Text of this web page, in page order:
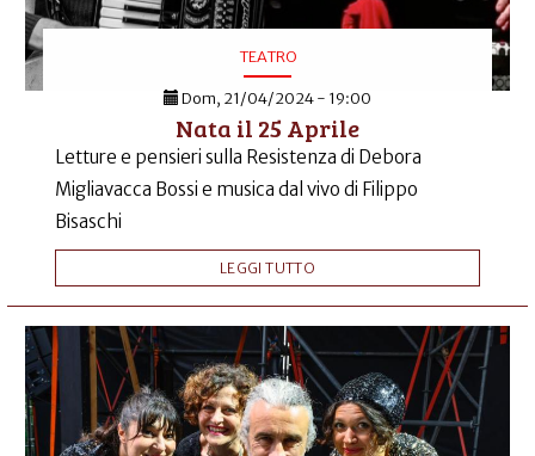
TEATRO
Dom, 21/04/2024 - 19:00
Nata il 25 Aprile
Letture e pensieri sulla Resistenza di Debora
Migliavacca Bossi e musica dal vivo di Filippo
Bisaschi
LEGGI TUTTO